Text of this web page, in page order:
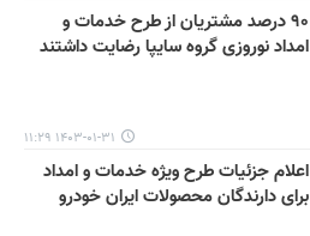
۹۰ درصد مشتریان از طرح خدمات و
امداد نوروزی گروه سایپا رضایت داشتند
۱۴۰۳-۰۱-۳۱ ۱۱:۲۹
اعلام جزئیات طرح ویژه خدمات و امداد
برای دارندگان محصولات ایران خودرو